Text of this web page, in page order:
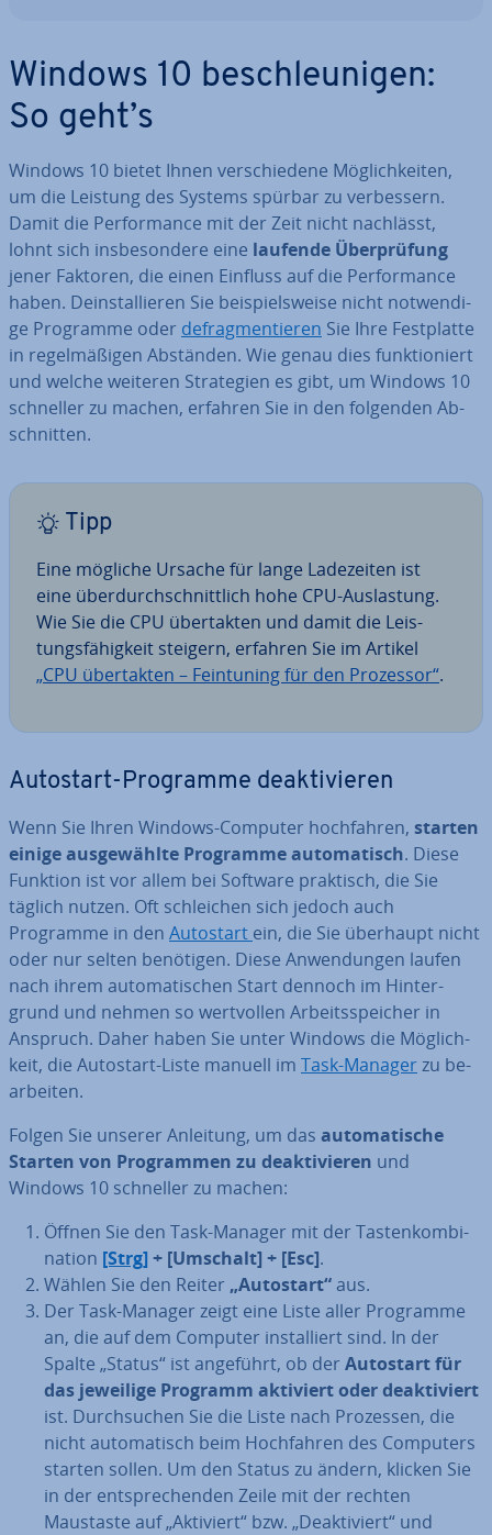
Windows 10 be­schleu­ni­gen:
So geht’s
Windows 10 bietet Ihnen ver­schie­de­ne Mög­lich­kei­ten,
um die Leistung des Systems spürbar zu ver­bes­sern.
Damit die Per­for­mance mit der Zeit nicht nachlässt,
lohnt sich ins­be­son­de­re eine laufende Über­prü­fung
jener Faktoren, die einen Einfluss auf die Per­for­mance
haben. De­instal­lie­ren Sie bei­spiels­wei­se nicht not­wen­di­
ge Programme oder de­frag­men­tie­ren Sie Ihre Fest­plat­te
in re­gel­mä­ßi­gen Abständen. Wie genau dies funk­tio­niert
und welche weiteren Stra­te­gien es gibt, um Windows 10
schneller zu machen, erfahren Sie in den folgenden Ab­
schnit­ten.
Tipp
Eine mögliche Ursache für lange La­de­zei­ten ist
eine über­durch­schnitt­lich hohe CPU-Aus­las­tung.
Wie Sie die CPU über­tak­ten und damit die Leis­
tungs­fä­hig­keit steigern, erfahren Sie im Artikel
„CPU über­tak­ten – Fein­tu­ning für den Prozessor“.
Autostart-Programme de­ak­ti­vie­ren
Wenn Sie Ihren Windows-Computer hoch­fah­ren, starten
einige aus­ge­wähl­te Programme au­to­ma­tisch. Diese
Funktion ist vor allem bei Software praktisch, die Sie
täglich nutzen. Oft schlei­chen sich jedoch auch
Programme in den Autostart ein, die Sie überhaupt nicht
oder nur selten benötigen. Diese An­wen­dun­gen laufen
nach ihrem au­to­ma­ti­schen Start dennoch im Hin­ter­
grund und nehmen so wert­vol­len Ar­beits­spei­cher in
Anspruch. Daher haben Sie unter Windows die Mög­lich­
keit, die Autostart-Liste manuell im Task-Managerzu be­
ar­bei­ten.
Folgen Sie unserer Anleitung, um das au­to­ma­ti­sche
Starten von Pro­gram­men zu de­ak­ti­vie­ren und
Windows 10 schneller zu machen:
Öffnen Sie den Task-Manager mit der Tas­ten­kom­bi­
na­ti­on [Strg]+ [Umschalt] + [Esc].
Wählen Sie den Reiter „Autostart“aus.
Der Task-Manager zeigt eine Liste aller Programme
an, die auf dem Computer in­stal­liert sind. In der
Spalte „Status“ ist angeführt, ob der Autostart für
das jeweilige Programm aktiviert oder de­ak­ti­viert
ist. Durch­su­chen Sie die Liste nach Prozessen, die
nicht au­to­ma­tisch beim Hoch­fah­ren des Computers
starten sollen. Um den Status zu ändern, klicken Sie
in der ent­spre­chen­den Zeile mit der rechten
Maustaste auf „Aktiviert“ bzw. „De­ak­ti­viert“ und